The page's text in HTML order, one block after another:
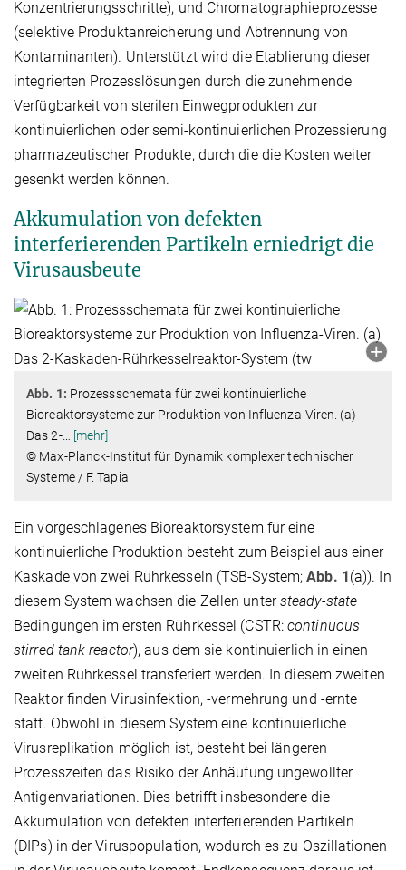
Konzentrierungsschritte), und Chromatographieprozesse
(selektive Produktanreicherung und Abtrennung von
Kontaminanten). Unterstützt wird die Etablierung dieser
integrierten Prozesslösungen durch die zunehmende
Verfügbarkeit von sterilen Einwegprodukten zur
kontinuierlichen oder semi-kontinuierlichen Prozessierung
pharmazeutischer Produkte, durch die die Kosten weiter
gesenkt werden können.
Akkumulation von defekten
interferierenden Partikeln erniedrigt die
Virusausbeute
Abb. 1: Prozessschemata für zwei kontinuierliche
Bioreaktorsysteme zur Produktion von Influenza-Viren. (a)
Das 2-… [mehr]
© Max-Planck-Institut für Dynamik komplexer technischer
Systeme / F. Tapia
Ein vorgeschlagenes Bioreaktorsystem für eine
kontinuierliche Produktion besteht zum Beispiel aus einer
Kaskade von zwei Rührkesseln (TSB-System;Abb. 1 (a)). In
diesem System wachsen die Zellen untersteady-state
Bedingungen im ersten Rührkessel (CSTR:continuous
stirred tank reactor), aus dem sie kontinuierlich in einen
zweiten Rührkessel transferiert werden. In diesem zweiten
Reaktor finden Virusinfektion, -vermehrung und -ernte
statt. Obwohl in diesem System eine kontinuierliche
Virusreplikation möglich ist, besteht bei längeren
Prozesszeiten das Risiko der Anhäufung ungewollter
Antigenvariationen. Dies betrifft insbesondere die
Akkumulation von defekten interferierenden Partikeln
(DIPs) in der Viruspopulation, wodurch es zu Oszillationen